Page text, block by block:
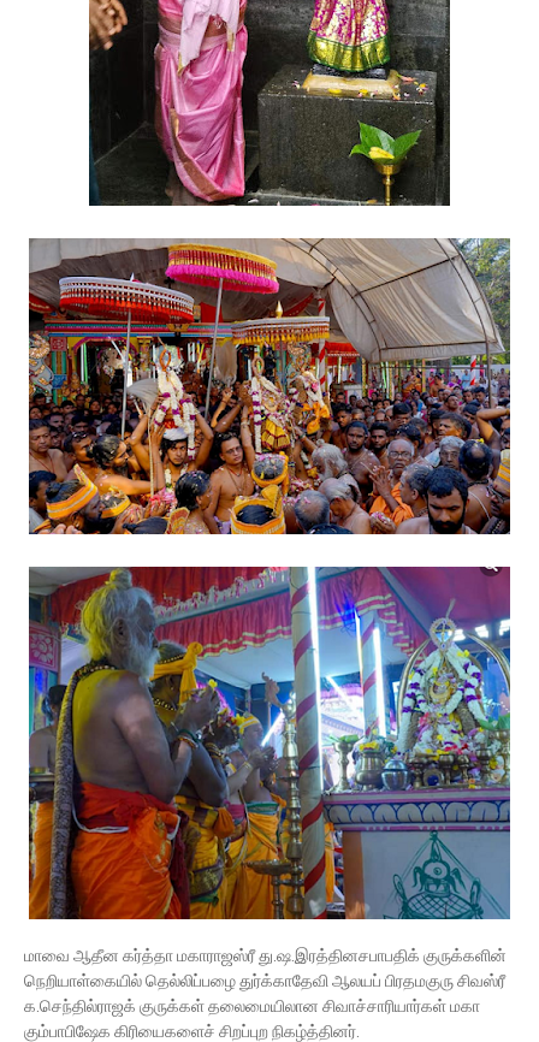
மாவை ஆதீன கர்த்தா மகாராஜஸ்ரீ து.ஷ.இரத்தினசபாபதிக் குருக்களின்
நெறியாள்கையில் தெல்லிப்பழை துர்க்காதேவி ஆலயப் பிரதமகுரு சிவஸ்ரீ
க.செந்தில்ராஜக் குருக்கள் தலைமையிலான சிவாச்சாரியார்கள் மகா
கும்பாபிஷேக கிரியைகளைச் சிறப்புற நிகழ்த்தினர்.